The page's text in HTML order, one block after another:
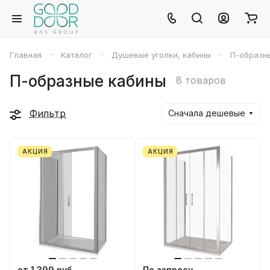
Главная – Каталог – Душевые уголки, кабины – П-
П-образные кабины 8 товаров
Фильтр Сначала дешевые
АКЦИЯ АКЦИЯ